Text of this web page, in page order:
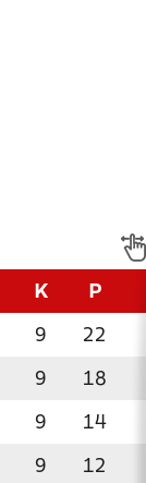
K P
9 22
9 18
9 14
9 12